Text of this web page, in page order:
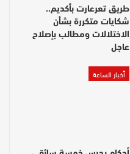
طريق تعرعارت بأكديم..
شكايات متكررة بشأن
الاختلالات ومطالب بإصلاح
عاجل
أخبار الساعة